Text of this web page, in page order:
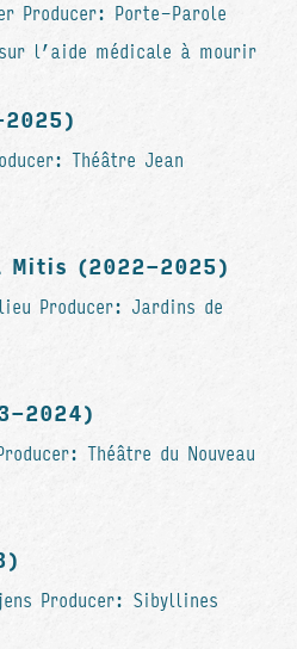
Producer: Porte-Parole
l’aide médicale à mourir
Théâtre Jean
Mitis (2022-2025)
Producer: Jardins de
2024)
Théâtre du Nouveau
Producer: Sibyllines